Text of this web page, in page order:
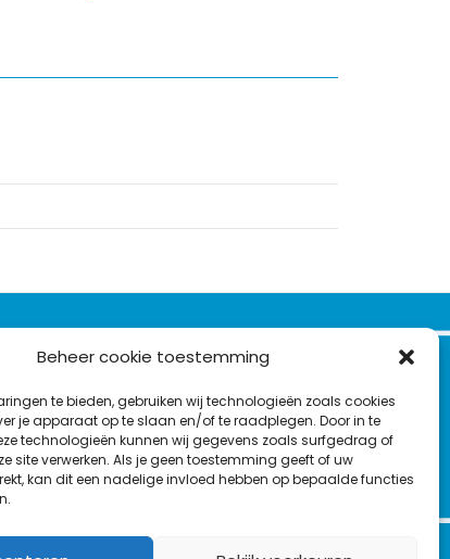
Beheer cookie toestemming
te bieden, gebruiken wij technologieën zoals cookies
je apparaat op te slaan en/of te raadplegen. Door in te
technologieën kunnen wij gegevens zoals surfgedrag of
site verwerken. Als je geen toestemming geeft of uw
kan dit een nadelige invloed hebben op bepaalde functies
L
i
nT
w
t
F
a
c
o
Y
o
u
b
C
o
n
c